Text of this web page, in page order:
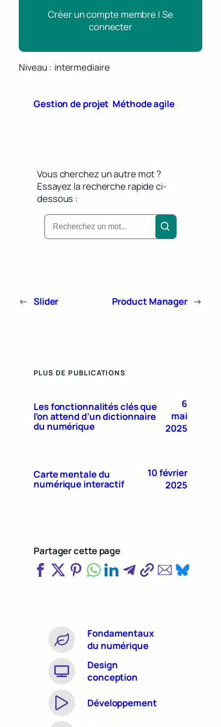
Créer un compte membre | Se
connecter
Niveau intermediaire
Gestion de projet Méthode agile
Vous cherchez un autre mot ?
Essayez la recherche rapide ci-
dessous :
← Slider Product Manager →
PLUS DE PUBLICATIONS
Les fonctionnalités clés que
l’on attend d’un dictionnaire
du numérique
6
mai
2025
Carte mentale du
numérique interactif
10 février
2025
Partager cette page
Fondamentaux
du numérique
Design
conception
Développement